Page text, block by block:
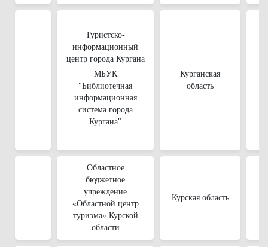
Туристско-
информационный
центр города Кургана
МБУК
"Библиотечная
информационная
система города
Кургана"
Курганская
область
Областное
бюджетное
учреждение
«Областной центр
туризма» Курской
области
Курская область